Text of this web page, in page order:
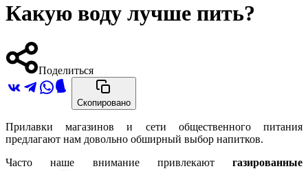
Какую воду лучше пить?
Поделиться
Скопировано
Прилавки магазинов и сети общественного питания
предлагают нам довольно обширный выбор напитков.
Часто наше внимание привлекают газированные